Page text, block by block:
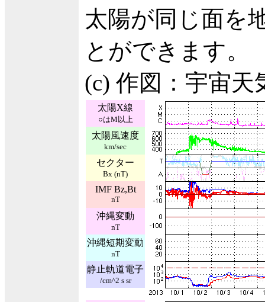
太陽が同じ面を
とができます。
(c) 作図：宇宙天
太陽X線
○はM以上
太陽風速度
km/sec
セクター
Bx (nT)
IMF Bz,Bt
nT
沖縄変動
nT
沖縄短期変動
nT
静止軌道電子
/cm^2 s sr